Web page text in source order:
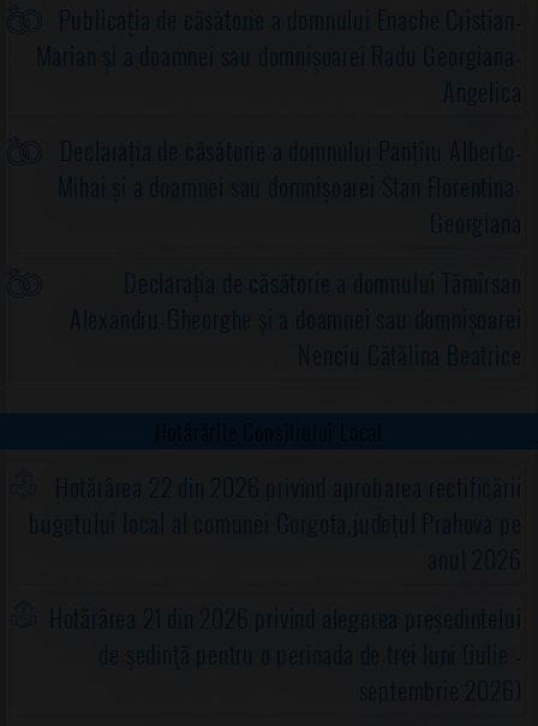
Publicația de căsătorie a domnului Enache Cristian-
Marian și a doamnei sau domnișoarei Radu Georgiana-
Angelica
Declarația de căsătorie a domnului Panțîru Alberto-
Mihai și a doamnei sau domnișoarei Stan Florentina-
Georgiana
Declarația de căsătorie a domnului Tămîrsan
Alexandru-Gheorghe și a doamnei sau domnișoarei
Nenciu Cătălina Beatrice
Hotărârile Consiliului Local
Hotărârea 22 din 2026 privind aprobarea rectificării
bugetului local al comunei Gorgota,judeţul Prahova pe
anul 2026
Hotărârea 21 din 2026 privind alegerea preşedintelui
de şedinţă pentru o perioada de trei luni (iulie -
septembrie 2026)